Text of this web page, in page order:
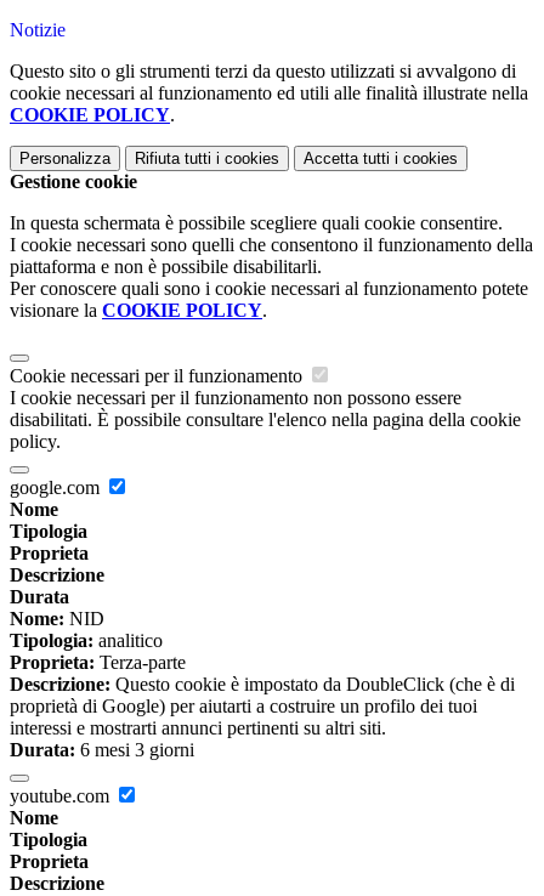
Notizie
Questo sito o gli strumenti terzi da questo utilizzati si avvalgono di
cookie necessari al funzionamento ed utili alle finalità illustrate nella
COOKIE POLICY.
Personalizza Rifiuta tutti i cookies Accetta tutti i cookies
Gestione cookie
In questa schermata è possibile scegliere quali cookie consentire.
I cookie necessari sono quelli che consentono il funzionamento della
piattaforma e non è possibile disabilitarli.
Per conoscere quali sono i cookie necessari al funzionamento potete
visionare la COOKIE POLICY.
Cookie necessari per il funzionamento
I cookie necessari per il funzionamento non possono essere
disabilitati. È possibile consultare l'elenco nella pagina della cookie
policy.
google.com
Nome
Tipologia
Proprieta
Descrizione
Durata
Nome: NID
Tipologia: analitico
Proprieta: Terza-parte
Descrizione: Questo cookie è impostato da DoubleClick (che è di
proprietà di Google) per aiutarti a costruire un profilo dei tuoi
interessi e mostrarti annunci pertinenti su altri siti.
Durata: 6 mesi 3 giorni
youtube.com
Nome
Tipologia
Proprieta
Descrizione